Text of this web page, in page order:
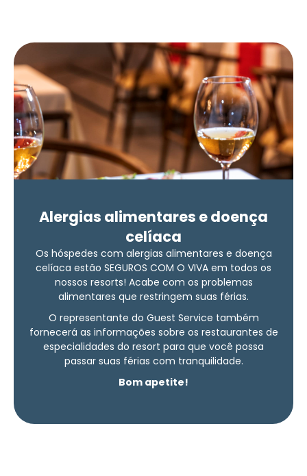
Alergias alimentares e doença
celíaca
Os hóspedes com alergias alimentares e doença
celíaca estão SEGUROS COM O VIVA em todos os
nossos resorts! Acabe com os problemas
alimentares que restringem suas férias.
O representante do Guest Service também
fornecerá as informações sobre os restaurantes de
especialidades do resort para que você possa
passar suas férias com tranquilidade.
Bom apetite!